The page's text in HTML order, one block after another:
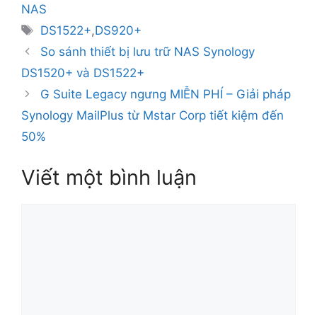
NAS
DS1522+,DS920+
So sánh thiết bị lưu trữ NAS Synology
DS1520+ và DS1522+
G Suite Legacy ngưng MIỄN PHÍ – Giải pháp
Synology MailPlus từ Mstar Corp tiết kiệm đến
50%
Viết một bình luận